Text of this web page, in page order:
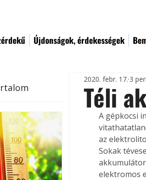
Újdonságok, érdekességek
Téli
2020. febr. 17. 3
A gépkocsi
az
Sokak
elektromos